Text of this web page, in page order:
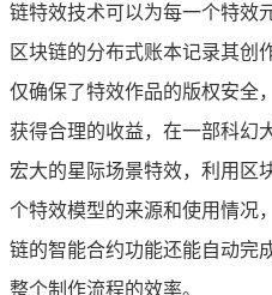
链特效技术可以为每一个特效
区块链的分布式账本记录其创
仅确保了特效作品的版权安全
获得合理的收益，在一部科幻
宏大的星际场景特效，利用区
个特效模型的来源和使用情况
链的智能合约功能还能自动完
整个制作流程的效率。